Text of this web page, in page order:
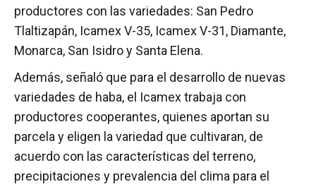
productores con las variedades: San Pedro
Tlaltizapán, Icamex V-35, Icamex V-31, Diamante,
Monarca, San Isidro y Santa Elena.
Además, señaló que para el desarrollo de nuevas
variedades de haba, el Icamex trabaja con
productores cooperantes, quienes aportan su
parcela y eligen la variedad que cultivaran, de
acuerdo con las características del terreno,
precipitaciones y prevalencia del clima para el